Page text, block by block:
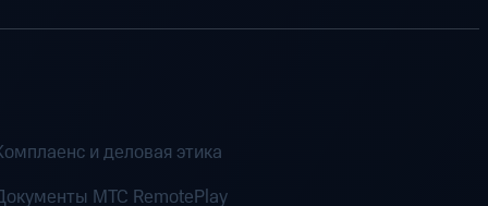
и деловая этика
MTC RemotePlay